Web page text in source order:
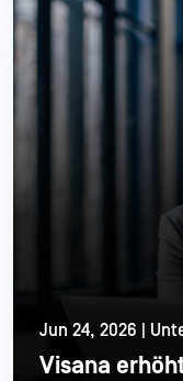
Jun 24, 2026 |
Visana